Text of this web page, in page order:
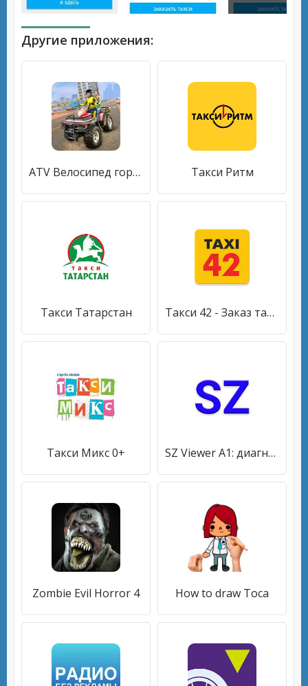
Другие приложения:
ATV Велосипед город Такси Такси - Quad Вождение , Такси Ритм
Такси Татарстан Такси 42 - Заказ такси, Доставка
Такси Микс 0+ SZ Viewer A1: диагностика для Suzuki
Zombie Evil Horror 4 How to draw Toca